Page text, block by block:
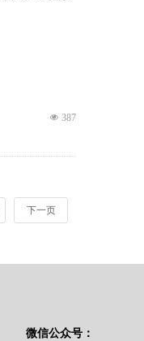
넶 387
下一页
微信公众号：